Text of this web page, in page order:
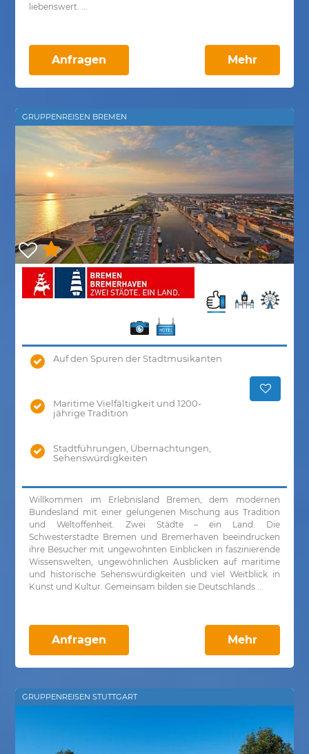
liebenswert. ...
Anfragen Mehr
GRUPPENREISEN BREMEN
Auf den Spuren der Stadtmusikanten
Maritime Vielfältigkeit und 1200-
jährige Tradition
Stadtführungen, Übernachtungen,
Sehenswürdigkeiten
Willkommen im Erlebnisland Bremen, dem modernen
Bundesland mit einer gelungenen Mischung aus Tradition
und Weltoffenheit. Zwei Städte – ein Land. Die
Schwesterstädte Bremen und Bremerhaven beeindrucken
ihre Besucher mit ungewohnten Einblicken in faszinierende
Wissenswelten, ungewöhnlichen Ausblicken auf maritime
und historische Sehenswürdigkeiten und viel Weitblick in
Kunst und Kultur. Gemeinsam bilden sie Deutschlands ...
Anfragen Mehr
GRUPPENREISEN STUTTGART